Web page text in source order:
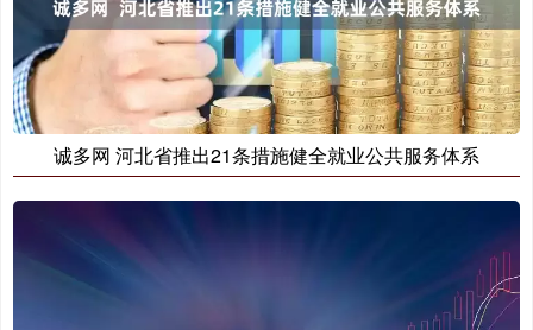
诚多网 河北省推出21条措施健全就业公共服务体系